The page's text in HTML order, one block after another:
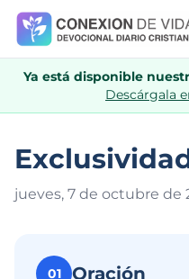
Ya está disponible
Descárgala
jueves, 7 de octubre de
01 Oración